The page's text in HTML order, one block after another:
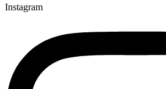
Instagram